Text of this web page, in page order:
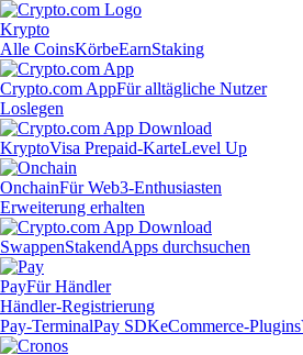
Krypto
Alle CoinsKörbeEarnStaking
Crypto.com AppFür alltägliche Nutzer
Loslegen
KryptoVisa Prepaid-KarteLevel Up
OnchainFür Web3-Enthusiasten
Erweiterung erhalten
SwappenStakendApps durchsuchen
PayFür Händler
Händler-Registrierung
Pay-TerminalPay SDKeCommerce-Plugins